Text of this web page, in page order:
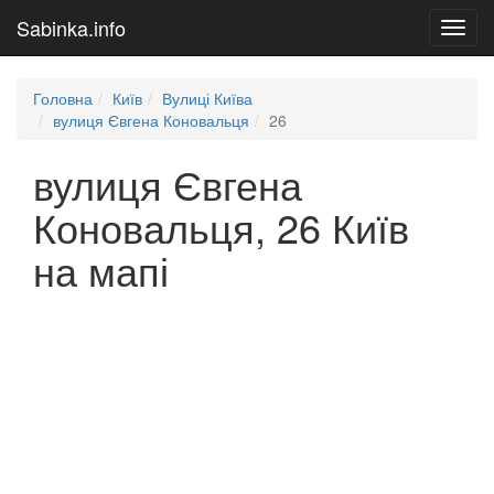
Sabinka.info
Головна Київ
Вулиці Київа
вулиця Євгена Коновальця
26
вулиця Євгена
Коновальця, 26 Київ
на мапі